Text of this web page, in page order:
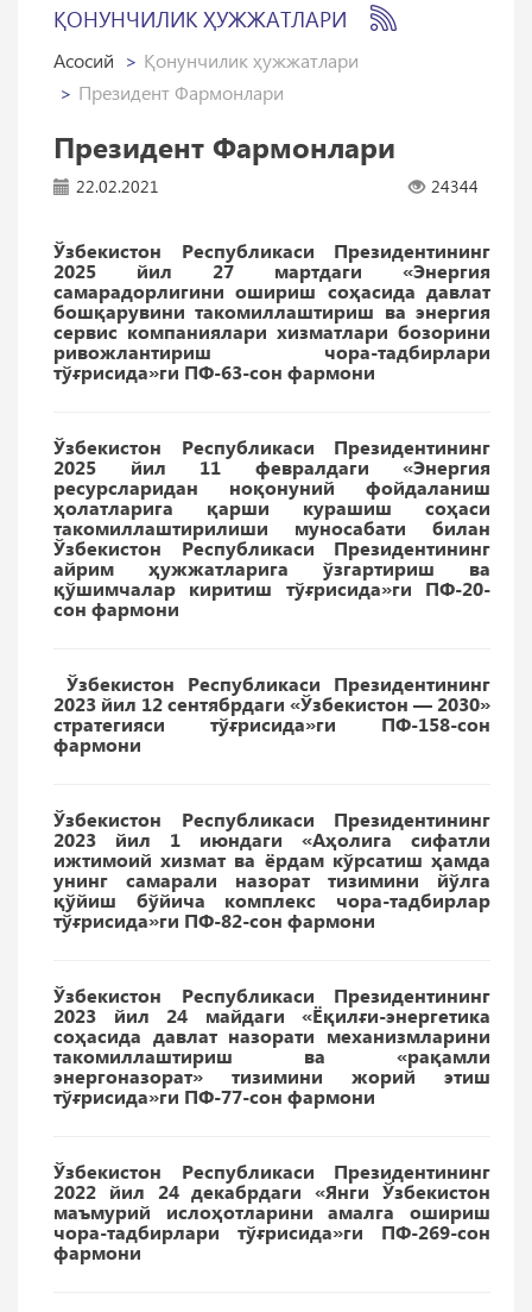
ҚОНУНЧИЛИК ҲУЖЖАТЛАРИ
Асосий
Қонунчилик ҳужжатлари
Президент Фармонлари
Президент Фармонлари
22.02.2021 24344
Ўзбекистон Республикаси Президентининг
2025 йил 27 мартдаги «Энергия
самарадорлигини ошириш соҳасида давлат
бошқарувини такомиллаштириш ва энергия
сервис компаниялари хизматлари бозорини
ривожлантириш чора-тадбирлари
тўғрисида»ги ПФ-63-сон фармони
Ўзбекистон Республикаси Президентининг
2025 йил 11 февралдаги «Энергия
ресурсларидан ноқонуний фойдаланиш
ҳолатларига қарши курашиш соҳаси
такомиллаштирилиши муносабати билан
Ўзбекистон Республикаси Президентининг
айрим ҳужжатларига ўзгартириш ва
қўшимчалар киритиш тўғрисида»ги ПФ-20-
сон фармони
Ўзбекистон Республикаси Президентининг
2023 йил 12 сентябрдаги «Ўзбекистон — 2030»
стратегияси тўғрисида»ги ПФ-158-сон
фармони
Ўзбекистон Республикаси Президентининг
2023 йил 1 июндаги «Аҳолига сифатли
ижтимоий хизмат ва ёрдам кўрсатиш ҳамда
унинг самарали назорат тизимини йўлга
қўйиш бўйича комплекс чора-тадбирлар
тўғрисида»ги ПФ-82-сон фармони
Ўзбекистон Республикаси Президентининг
2023 йил 24 майдаги «Ёқилғи-энергетика
соҳасида давлат назорати механизмларини
такомиллаштириш ва «рақамли
энергоназорат» тизимини жорий этиш
тўғрисида»ги ПФ-77-сон фармони
Ўзбекистон Республикаси Президентининг
2022 йил 24 декабрдаги «Янги Ўзбекистон
маъмурий ислоҳотларини амалга ошириш
чора-тадбирлари тўғрисида»ги ПФ-269-сон
фармони